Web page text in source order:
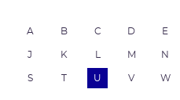
A B C D E
J K M N
S U V W